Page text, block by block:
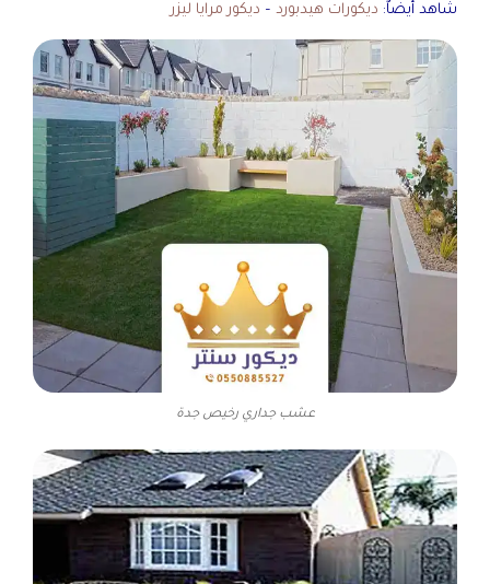
شاهد أيضاٌ: ديكورات هيدبورد – ديكور مرايا ليزر
عشب جداري رخيص جدة